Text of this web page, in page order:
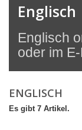
Englisch
Englisch
oder im
ENGLISCH
Es gibt 7 Artikel.